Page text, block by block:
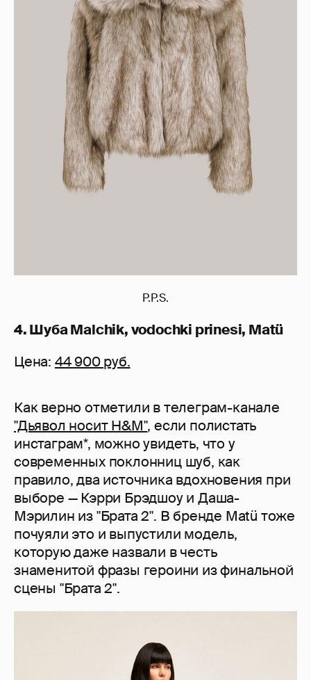
P.P.S.
4. Шуба Malchik, vodochki prinesi, Matü
Цена: 44 900 руб.
Как верно отметили в телеграм-канале
"Дьявол носит H&M", если полистать
инстаграм*, можно увидеть, что у
современных поклонниц шуб, как
правило, два источника вдохновения при
выборе — Кэрри Брэдшоу и Даша-
Мэрилин из "Брата 2". В бренде Matü тоже
почуяли это и выпустили модель,
которую даже назвали в честь
знаменитой фразы героини из финальной
сцены "Брата 2".